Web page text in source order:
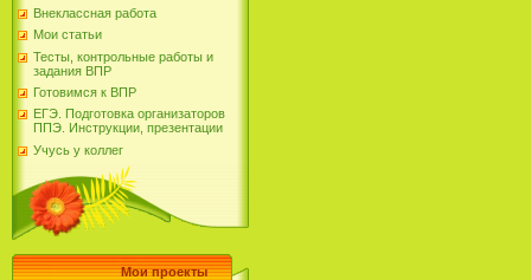
Внеклассная работа
Мои статьи
Тесты, контрольные работы и
задания ВПР
Готовимся к ВПР
ЕГЭ. Подготовка организаторов
ППЭ. Инструкции, презентации
Учусь у коллег
Мои проекты